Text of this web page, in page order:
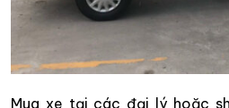
Mua xe tại các đại lý hoặc